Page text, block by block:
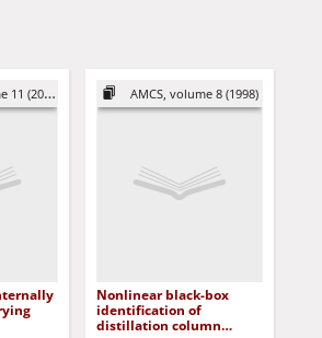
(2001) AMCS, volume 8 (1998)
Nonlinear black-box
identification of
distillation column